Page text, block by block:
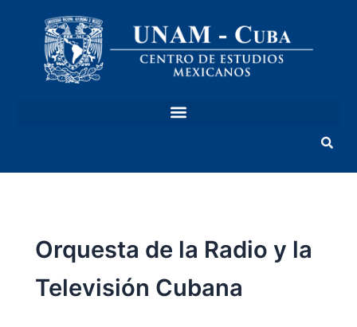
contenido
Orquesta de la Radio y la
Televisión Cubana